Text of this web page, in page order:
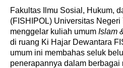
Fakultas Ilmu Sosial, Hukum,
(FISHIPOL) Universitas
menggelar kuliah umum Islam
di ruang Ki Hajar Dewantara
umum ini membahas seluk
penerapannya dalam berbagai